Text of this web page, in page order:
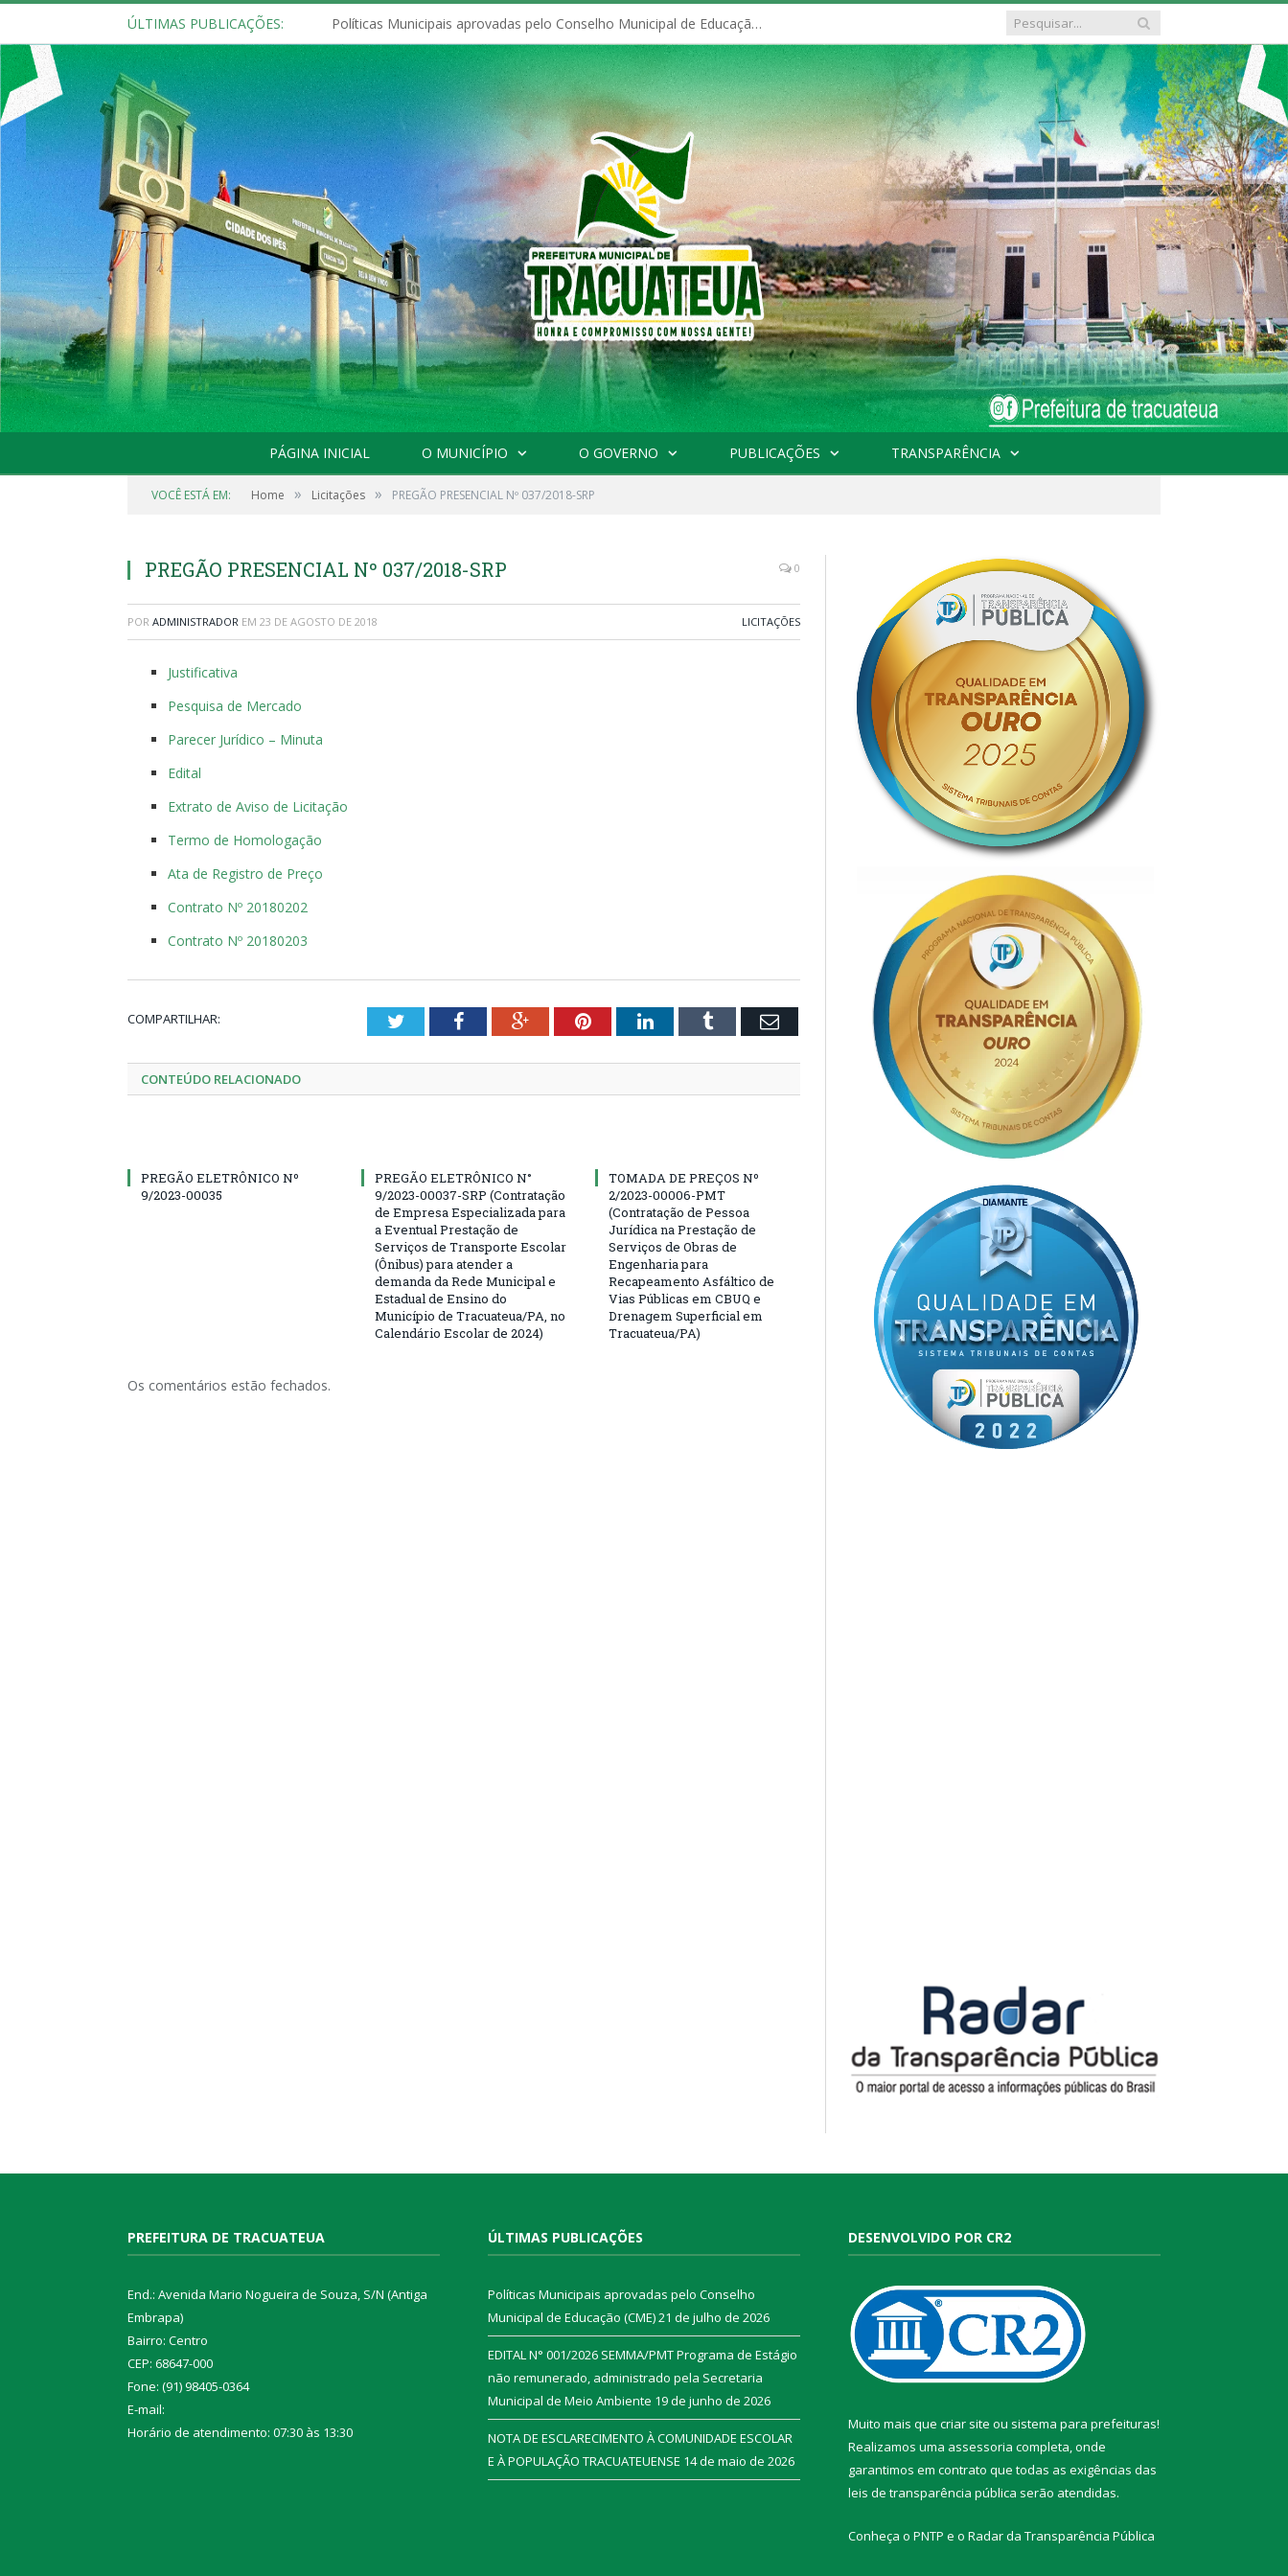
ÚLTIMAS PUBLICAÇÕES: Políticas Municipais aprovadas pelo Conselho Municipal de Educação (CME)
PÁGINA INICIAL O MUNICÍPIO O GOVERNO PUBLICAÇÕES TRANSPARÊNCIA
VOCÊ ESTÁ EM: Home » Licitações » PREGÃO PRESENCIAL Nº 037/2018-SRP
PREGÃO PRESENCIAL Nº 037/2018-SRP 0
POR ADMINISTRADOR EM 23 DE AGOSTO DE 2018 LICITAÇÕES
Justificativa
Pesquisa de Mercado
Parecer Jurídico – Minuta
Edital
Extrato de Aviso de Licitação
Termo de Homologação
Ata de Registro de Preço
Contrato Nº 20180202
Contrato Nº 20180203
COMPARTILHAR: TwitterFacebookGoogle+PinterestLinkedInTumblr Email
CONTEÚDO RELACIONADO
PREGÃO ELETRÔNICO Nº
9/2023-00035
PREGÃO ELETRÔNICO N°
9/2023-00037-SRP (Contratação
de Empresa Especializada para
a Eventual Prestação de
Serviços de Transporte Escolar
(Ônibus) para atender a
demanda da Rede Municipal e
Estadual de Ensino do
Município de Tracuateua/PA, no
Calendário Escolar de 2024)
TOMADA DE PREÇOS Nº
2/2023-00006-PMT
(Contratação de Pessoa
Jurídica na Prestação de
Serviços de Obras de
Engenharia para
Recapeamento Asfáltico de
Vias Públicas em CBUQ e
Drenagem Superficial em
Tracuateua/PA)
Os comentários estão fechados.
PREFEITURA DE TRACUATEUA
End.: Avenida Mario Nogueira de Souza, S/N (Antiga
Embrapa)
Bairro: Centro
CEP: 68647-000
Fone: (91) 98405-0364
E-mail:
Horário de atendimento: 07:30 às 13:30
ÚLTIMAS PUBLICAÇÕES
Políticas Municipais aprovadas pelo Conselho
Municipal de Educação (CME)21 de julho de 2026
EDITAL N° 001/2026 SEMMA/PMT Programa de Estágio
não remunerado, administrado pela Secretaria
Municipal de Meio Ambiente 19 de junho de 2026
NOTA DE ESCLARECIMENTO À COMUNIDADE ESCOLAR
E À POPULAÇÃO TRACUATEUENSE 14 de maio de 2026
DESENVOLVIDO POR CR2
Muito mais que criar site ou sistema para prefeituras!
Realizamos uma assessoria completa, onde
garantimos em contrato que todas as exigências das
leis de transparência pública serão atendidas.
Conheça o PNTP e o Radar da Transparência Pública